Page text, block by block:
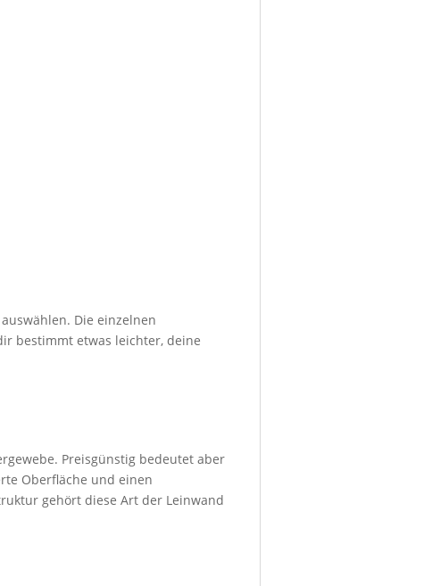
Die einzelnen
bestimmt etwas leichter, deine
Preisgünstig bedeutet aber
Oberfläche und einen
gehört diese Art der Leinwand